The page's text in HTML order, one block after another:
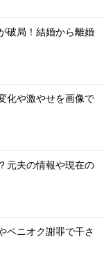
破局！結婚から離婚
化や激やせを画像で
元夫の情報や現在の
ペニオク謝罪で干さ